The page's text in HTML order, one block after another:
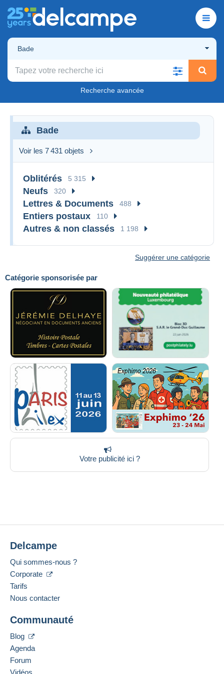
Bade
Recherche avancée
Catégorie sponsorisée par
Votre publicité ici ?
Bade
Voir les 7 431 objets
Oblitérés 5 315
Neufs 320
Lettres & Documents 488
Entiers postaux 110
Autres & non classés 1 198
Suggérer une catégorie
Delcampe
Qui sommes-nous ?
Corporate
Tarifs
Nous contacter
Communauté
Blog
Agenda
Forum